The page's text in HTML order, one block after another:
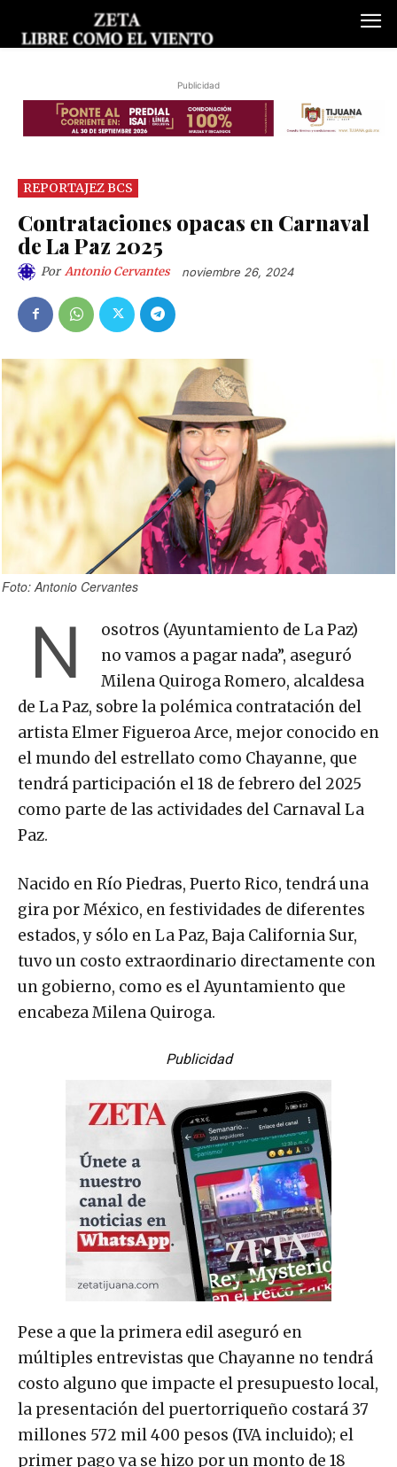
Publicidad
REPORTAJEZ BCS
Contrataciones opacas en Carnaval
de La Paz 2025
Por Antonio Cervantes noviembre 26, 2024
Foto: Antonio Cervantes
N
osotros (Ayuntamiento de La Paz)
no vamos a pagar nada”, aseguró
Milena Quiroga Romero, alcaldesa
de La Paz, sobre la polémica contratación del
artista Elmer Figueroa Arce, mejor conocido en
el mundo del estrellato como Chayanne, que
tendrá participación el 18 de febrero del 2025
como parte de las actividades del Carnaval La
Paz.
Nacido en Río Piedras, Puerto Rico, tendrá una
gira por México, en festividades de diferentes
estados, y sólo en La Paz, Baja California Sur,
tuvo un costo extraordinario directamente con
un gobierno, como es el Ayuntamiento que
encabeza Milena Quiroga.
Publicidad
Pese a que la primera edil aseguró en
múltiples entrevistas que Chayanne no tendrá
costo alguno que impacte el presupuesto local,
la presentación del puertorriqueño costará 37
millones 572 mil 400 pesos (IVA incluido); el
primer pago ya se hizo por un monto de 18